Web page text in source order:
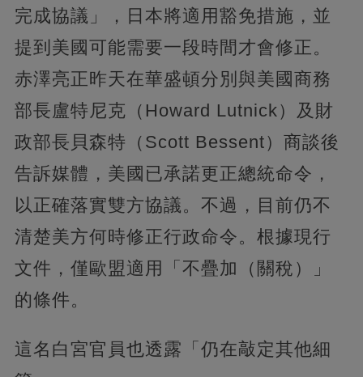
完成協議」，日本將適用豁免措施，並
提到美國可能需要一段時間才會修正。
赤澤亮正昨天在華盛頓分別與美國商務
部長盧特尼克（Howard Lutnick）及財
政部長貝森特（Scott Bessent）商談後
告訴媒體，美國已承諾更正總統命令，
以正確落實雙方協議。不過，目前仍不
清楚美方何時修正行政命令。根據現行
文件，僅歐盟適用「不疊加（關稅）」
的條件。
這名白宮官員也透露「仍在敲定其他細